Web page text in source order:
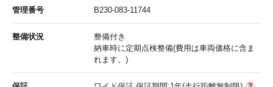
管理番号 B230-083-11744
整備状況
整備付き
納車時に定期点検整備(費用は車両価格に含ま
れます。)